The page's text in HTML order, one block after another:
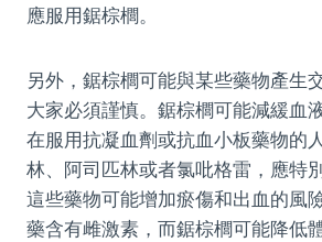
應服用鋸棕櫚。
另外，鋸棕櫚可能與某些藥物產生
大家必須謹慎。鋸棕櫚可能減緩血
在服用抗凝血劑或抗血小板藥物的
林、阿司匹林或者氯吡格雷，應特
這些藥物可能增加瘀傷和出血的風
藥含有雌激素，而鋸棕櫚可能降低